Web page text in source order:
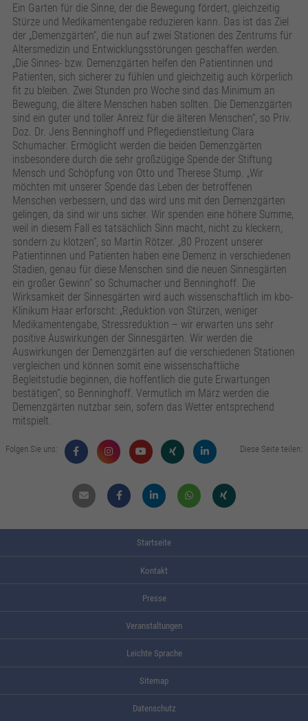
Ein Garten für die Sinne, der die Bewegung fördert, gleichzeitig
Stürze und Medikamentengabe reduzieren kann. Das ist das Ziel
der „Demenzgärten“, die nun auf zwei Stationen des Zentrums für
Altersmedizin und Entwicklungsstörungen geschaffen werden.
„Die Sinnes- bzw. Demenzgärten helfen den Patientinnen und
Patienten, sich sicherer zu fühlen und gleichzeitig auch körperlich
fit zu bleiben. Zwei Stunden pro Woche sind das Minimum an
Bewegung, die ältere Menschen haben sollten. Die Demenzgärten
sind ein guter und toller Anreiz für die älteren Menschen“, so Priv.
Doz. Dr. Jens Benninghoff und Pflegedienstleitung Clara
Schumacher. Ermöglicht werden die beiden Demenzgärten
insbesondere durch die sehr großzügige Spende der Stiftung
Mensch und Schöpfung von Otto und Therese Stump. „Wir
möchten mit unserer Spende das Leben der betroffenen
Menschen verbessern, und das wird uns mit den Demenzgärten
gelingen, da sind wir uns sicher. Wir spenden eine höhere Summe,
weil in diesem Fall es tatsächlich Sinn macht, nicht zu kleckern,
sondern zu klotzen“, so Martin Rötzer. „80 Prozent unserer
Patientinnen und Patienten haben eine Demenz in verschiedenen
Stadien, genau für diese Menschen sind die neuen Sinnesgärten
ein großer Gewinn“ so Schumacher und Benninghoff. Die
Wirksamkeit der Sinnesgärten wird auch wissenschaftlich im kbo-
Klinikum Haar erforscht: „Reduktion von Stürzen, weniger
Medikamentengabe, Stressreduktion – wir erwarten uns sehr
positive Auswirkungen der Sinnesgärten. Wir werden die
Auswirkungen der Demenzgärten auf die verschiedenen Stationen
vergleichen und können somit eine wissenschaftliche
Begleitstudie beginnen, die hoffentlich die gute Erwartungen
bestätigen“, so Benninghoff. Vermutlich im März werden die
Demenzgärten nutzbar sein, sofern das Wetter entsprechend
mitspielt.
Folgen Sie uns: Diese Seite teilen:
Mail FacebookLinkdin WhatsappXing
Startseite
Kontakt
Presse
Veranstaltungen
Leichte Sprache
Sitemap
Datenschutz